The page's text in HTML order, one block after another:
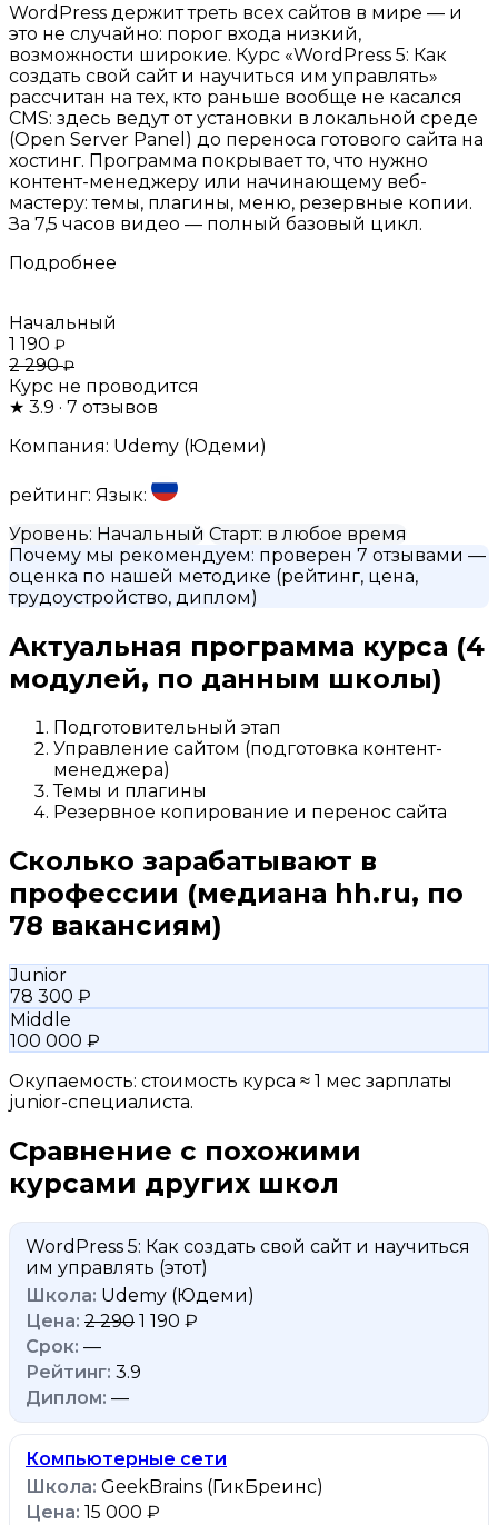
WordPress держит треть всех сайтов в мире — и
это не случайно: порог входа низкий,
возможности широкие. Курс «WordPress 5: Как
создать свой сайт и научиться им управлять»
рассчитан на тех, кто раньше вообще не касался
CMS: здесь ведут от установки в локальной среде
(Open Server Panel) до переноса готового сайта на
хостинг. Программа покрывает то, что нужно
контент-менеджеру или начинающему веб-
мастеру: темы, плагины, меню, резервные копии.
За 7,5 часов видео — полный базовый цикл.
Подробнее
Начальный
1 190 ₽
2 290₽
Курс не проводится
★ 3.9 · 7 отзывов
Компания: Udemy (Юдеми)
рейтинг: Язык:
Уровень: Начальный Старт: в любое время
Почему мы рекомендуем: проверен 7 отзывами —
оценка по нашей методике (рейтинг, цена,
трудоустройство, диплом)
Актуальная программа курса (4
модулей, по данным школы)
Подготовительный этап
Управление сайтом (подготовка контент-
менеджера)
Темы и плагины
Резервное копирование и перенос сайта
Сколько зарабатывают в
профессии (медиана hh.ru, по
78 вакансиям)
Junior
78 300 ₽
Middle
100 000 ₽
Окупаемость: стоимость курса ≈ 1 мес зарплаты
junior-специалиста.
Сравнение с похожими
курсами других школ
WordPress 5: Как создать свой сайт и научиться
им управлять (этот)
Udemy (Юдеми)
2 290 1 190 ₽
—
3.9
—
Компьютерные сети
GeekBrains (ГикБреинс)
15 000 ₽